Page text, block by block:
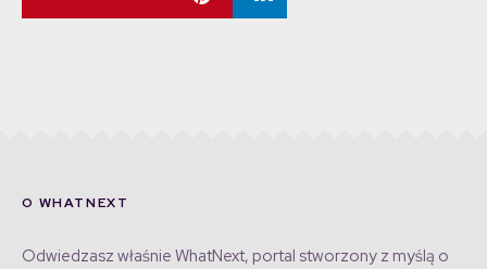
O WHATNEXT
Odwiedzasz właśnie WhatNext, portal stworzony z myślą o